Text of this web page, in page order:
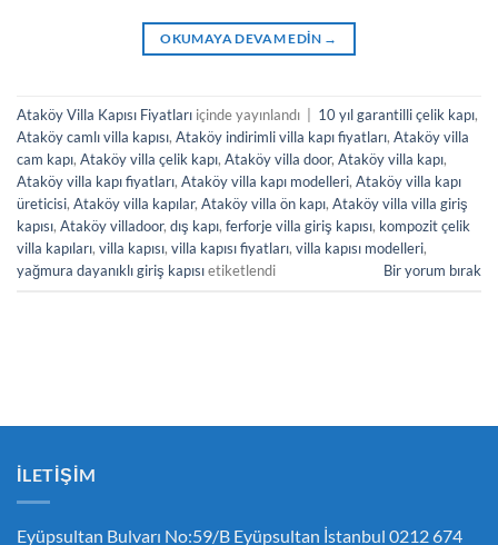
OKUMAYA DEVAM EDIN →
Ataköy Villa Kapısı Fiyatları içinde yayınlandı 10 yıl garantilli çelik kapı,
Ataköy camlı villa kapısı, Ataköy indirimli villa kapı fiyatları, Ataköy villa
cam kapı, Ataköy villa çelik kapı, Ataköy villa door, Ataköy villa kapı,
Ataköy villa kapı fiyatları, Ataköy villa kapı modelleri, Ataköy villa kapı
üreticisi, Ataköy villa kapılar, Ataköy villa ön kapı, Ataköy villa villa giriş
kapısı, Ataköy villadoor, dış kapı, ferforje villa giriş kapısı, kompozit çelik
villa kapıları, villa kapısı, villa kapısı fiyatları, villa kapısı modelleri,
yağmura dayanıklı giriş kapısıetiketlendi Bir yorum bırak
İLETIŞIM
Eyüpsultan Bulvarı No:59/B Eyüpsultan İstanbul 0212 674